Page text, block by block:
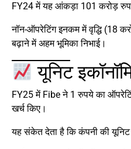
FY24 में यह आंकड़ा 101 करोड़
नॉन-ऑपरेटिंग इनकम में वृद्धि (18
बढ़ाने में अहम भूमिका निभाई।
यूनिट
FY25 में Fibe ने 1 रुपये का
खर्च किए।
यह संकेत देता है कि कंपनी की यूनिट